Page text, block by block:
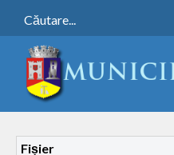
Fișier